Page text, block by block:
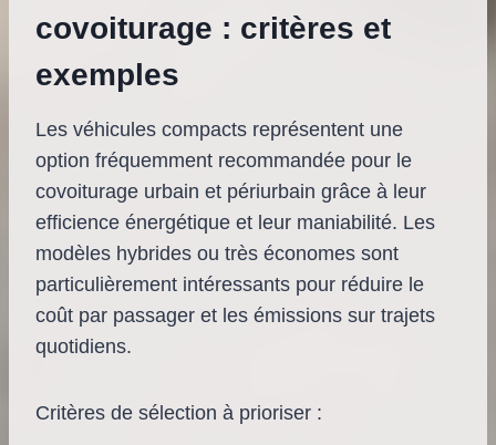
covoiturage : critères et
exemples
Les véhicules compacts représentent une
option fréquemment recommandée pour le
covoiturage urbain et périurbain grâce à leur
efficience énergétique et leur maniabilité. Les
modèles hybrides ou très économes sont
particulièrement intéressants pour réduire le
coût par passager et les émissions sur trajets
quotidiens.
Critères de sélection à prioriser :